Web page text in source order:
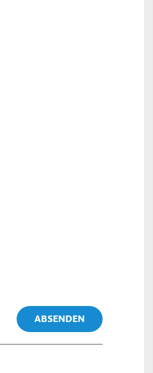
ABSENDEN